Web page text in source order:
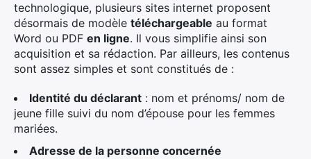
technologique, plusieurs sites internet proposent
désormais de modèle téléchargeable au format
Word ou PDF en ligne. Il vous simplifie ainsi son
acquisition et sa rédaction. Par ailleurs, les contenus
sont assez simples et sont constitués de :
Identité du déclarant : nom et prénoms/ nom de
jeune fille suivi du nom d’épouse pour les femmes
mariées.
Adresse de la personne concernée